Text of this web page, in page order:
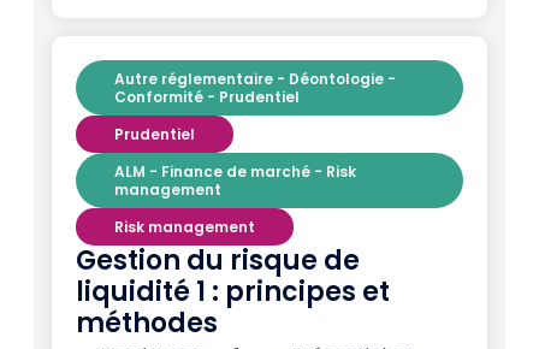
Autre réglementaire - Déontologie -
Conformité - Prudentiel
Prudentiel
ALM - Finance de marché - Risk
management
Risk management
Gestion du risque de
liquidité 1 : principes et
méthodes